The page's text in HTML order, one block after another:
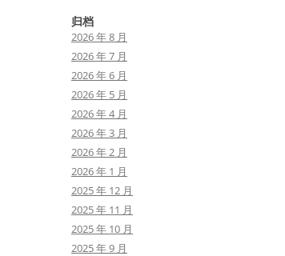
归档
2026 年 8 月
2026 年 7 月
2026 年 6 月
2026 年 5 月
2026 年 4 月
2026 年 3 月
2026 年 2 月
2026 年 1 月
2025 年 12 月
2025 年 11 月
2025 年 10 月
2025 年 9 月